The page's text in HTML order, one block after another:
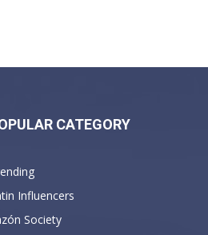
CATEGORY
Influencers
Society